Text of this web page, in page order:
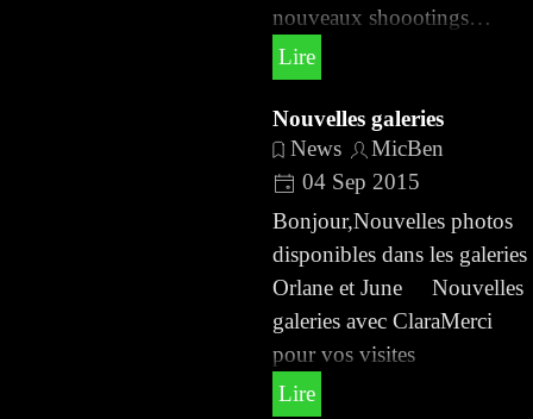
nouveaux shoootings…
Lire
Nouvelles galeries
News
MicBen
04 Sep 2015
Bonjour,Nouvelles photos
disponibles dans les galeries
Orlane et June Nouvelles
galeries avec ClaraMerci
pour vos visites
Lire